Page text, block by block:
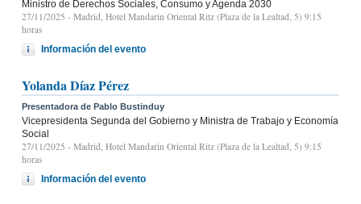
Ministro de Derechos Sociales, Consumo y Agenda 2030
27/11/2025 - Madrid, Hotel Mandarin Oriental Ritz (Plaza de la Lealtad, 5) 9:15
horas
Información del evento
Yolanda Díaz Pérez
Presentadora de Pablo Bustinduy
Vicepresidenta Segunda del Gobierno y Ministra de Trabajo y Economía
Social
27/11/2025 - Madrid, Hotel Mandarin Oriental Ritz (Plaza de la Lealtad, 5) 9:15
horas
Información del evento